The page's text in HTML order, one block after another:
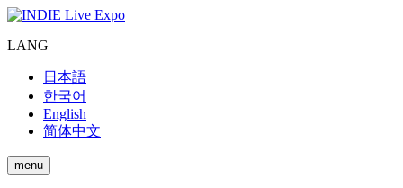
LANG
日本語
한국어
English
简体中文
menu